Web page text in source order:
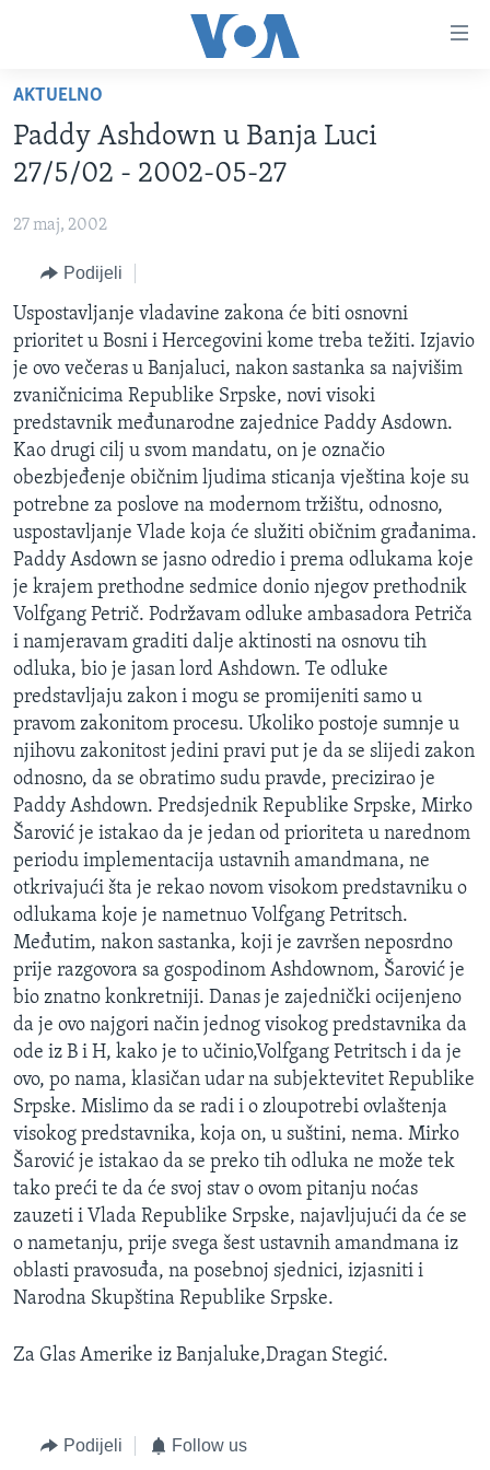
glavni
sadržaj
Pređi
na
glavnu
navigaciju
pretragu
TV PROGRAM
VIDEO
VIJESTI
SJEDINJENE AMERIČKE DRŽAVE
BOSNA I HERCEGOVINA
NAUKA I TEHNOLOGIJA
SPECIJALNI PROJEKTI
KORUPCIJA
SLOBODA MEDIJA
ŽENSKA STRANA
IZBJEGLIČKA STRANA
MAGAZIN
O GLASU AMERIKE
Learning English
PRATITE NAS
AKTUELNO
Paddy Ashdown u Banja Luci
27/5/02 - 2002-05-27
27 maj, 2002
Podijeli
Uspostavljanje vladavine zakona će biti osnovni
prioritet u Bosni i Hercegovini kome treba težiti. Izjavio
je ovo večeras u Banjaluci, nakon sastanka sa najvišim
zvaničnicima Republike Srpske, novi visoki
predstavnik međunarodne zajednice Paddy Asdown.
Kao drugi cilj u svom mandatu, on je označio
obezbjeđenje običnim ljudima sticanja vještina koje su
potrebne za poslove na modernom tržištu, odnosno,
uspostavljanje Vlade koja će služiti običnim građanima.
Paddy Asdown se jasno odredio i prema odlukama koje
je krajem prethodne sedmice donio njegov prethodnik
Volfgang Petrič. Podržavam odluke ambasadora Petriča
i namjeravam graditi dalje aktinosti na osnovu tih
odluka, bio je jasan lord Ashdown. Te odluke
predstavljaju zakon i mogu se promijeniti samo u
pravom zakonitom procesu. Ukoliko postoje sumnje u
njihovu zakonitost jedini pravi put je da se slijedi zakon
odnosno, da se obratimo sudu pravde, precizirao je
Paddy Ashdown. Predsjednik Republike Srpske, Mirko
Šarović je istakao da je jedan od prioriteta u narednom
periodu implementacija ustavnih amandmana, ne
otkrivajući šta je rekao novom visokom predstavniku o
odlukama koje je nametnuo Volfgang Petritsch.
Međutim, nakon sastanka, koji je završen neposrdno
prije razgovora sa gospodinom Ashdownom, Šarović je
bio znatno konkretniji. Danas je zajednički ocijenjeno
da je ovo najgori način jednog visokog predstavnika da
ode iz B i H, kako je to učinio,Volfgang Petritsch i da je
ovo, po nama, klasičan udar na subjektevitet Republike
Srpske. Mislimo da se radi i o zloupotrebi ovlaštenja
visokog predstavnika, koja on, u suštini, nema. Mirko
Šarović je istakao da se preko tih odluka ne može tek
tako preći te da će svoj stav o ovom pitanju noćas
zauzeti i Vlada Republike Srpske, najavljujući da će se
o nametanju, prije svega šest ustavnih amandmana iz
oblasti pravosuđa, na posebnoj sjednici, izjasniti i
Narodna Skupština Republike Srpske.
Za Glas Amerike iz Banjaluke,Dragan Stegić.
Podijeli Follow us